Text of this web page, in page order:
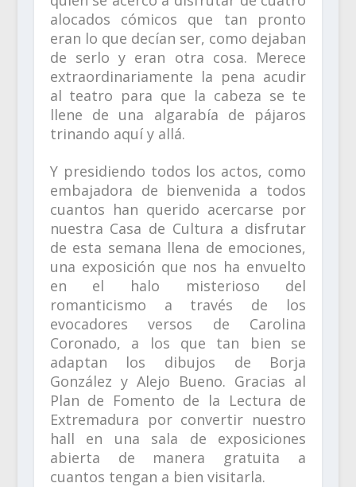
alocados cómicos que tan pronto
eran lo que decían ser, como dejaban
de serlo y eran otra cosa. Merece
extraordinariamente la pena acudir
al teatro para que la cabeza se te
llene de una algarabía de pájaros
trinando aquí y allá.
Y presidiendo todos los actos, como
embajadora de bienvenida a todos
cuantos han querido acercarse por
nuestra Casa de Cultura a disfrutar
de esta semana llena de emociones,
una exposición que nos ha envuelto
en el halo misterioso del
romanticismo a través de los
evocadores versos de Carolina
Coronado, a los que tan bien se
adaptan los dibujos de Borja
González y Alejo Bueno. Gracias al
Plan de Fomento de la Lectura de
Extremadura por convertir nuestro
hall en una sala de exposiciones
abierta de manera gratuita a
cuantos tengan a bien visitarla.